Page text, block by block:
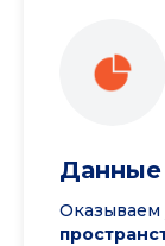
Данные
Оказываем